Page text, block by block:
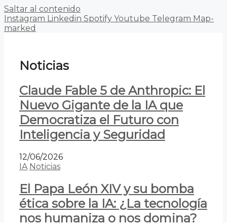
Saltar al contenido
Instagram Linkedin Spotify Youtube Telegram Map-
marked
Noticias
Claude Fable 5 de Anthropic: El
Nuevo Gigante de la IA que
Democratiza el Futuro con
Inteligencia y Seguridad
12/06/2026
IA Noticias
El Papa León XIV y su bomba
ética sobre la IA: ¿La tecnología
nos humaniza o nos domina?